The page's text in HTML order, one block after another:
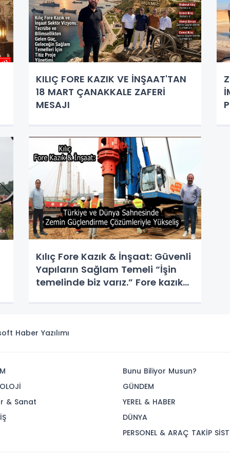
KILIÇ FORE KAZIK VE İNŞAAT'TAN
18 MART ÇANAKKALE ZAFERİ
MESAJI
Kılıç Fore Kazık & İnşaat: Güvenli
Yapıların Sağlam Temeli “İşin
temelinde biz varız.” Fore kazık
Haber Yazılımı
& Sanat
Bunu Biliyor Musun?
GÜNDEM
YEREL & HABER
DÜNYA
PERSONEL & ARAÇ TAKİP